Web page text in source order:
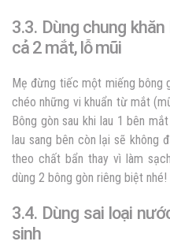
3.3. Dùng chung
cả 2 mắt, lỗ mũi
Mẹ đừng tiếc một miếng bông
chéo những vi khuẩn từ mắt
Bông gòn sau khi lau 1 bên
lau sang bên còn lại sẽ không
theo chất bẩn thay vì làm
dùng 2 bông gòn riêng biệt nhé!
3.4. Dùng sai loại
sinh